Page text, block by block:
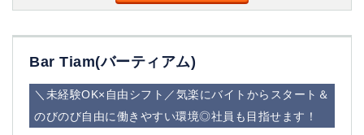
Bar Tiam(バーティアム)
＼未経験OK×自由シフト／気楽にバイトからスタート＆
のびのび自由に働きやすい環境◎社員も目指せます！